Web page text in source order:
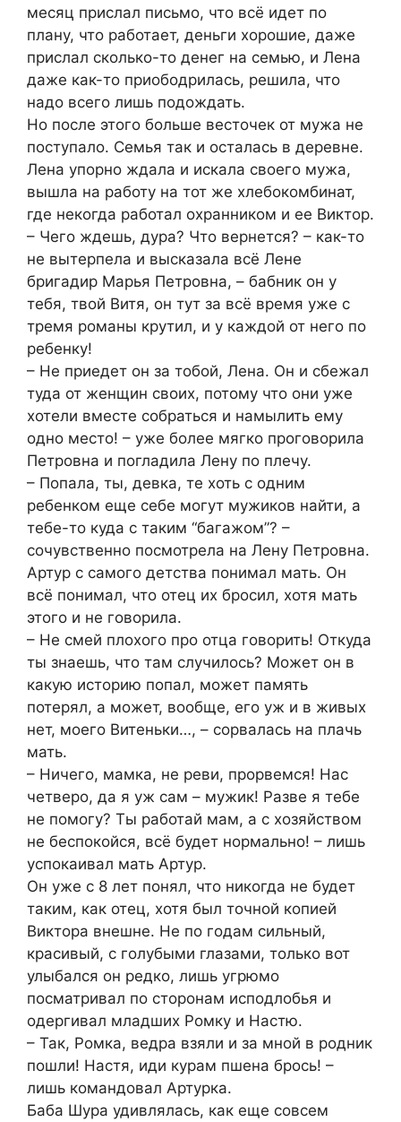
месяц прислал письмо, что всё идет по
плану, что работает, деньги хорошие, даже
прислал сколько-то денег на семью, и Лена
даже как-то приободрилась, решила, что
надо всего лишь подождать.
Но после этого больше весточек от мужа не
поступало. Семья так и осталась в деревне.
Лена упорно ждала и искала своего мужа,
вышла на работу на тот же хлебокомбинат,
где некогда работал охранником и ее Виктор.
– Чего ждешь, дура? Что вернется? – как-то
не вытерпела и высказала всё Лене
бригадир Марья Петровна, – бабник он у
тебя, твой Витя, он тут за всё время уже с
тремя романы крутил, и у каждой от него по
ребенку!
– Не приедет он за тобой, Лена. Он и сбежал
туда от женщин своих, потому что они уже
хотели вместе собраться и намылить ему
одно место! – уже более мягко проговорила
Петровна и погладила Лену по плечу.
– Попала, ты, девка, те хоть с одним
ребенком еще себе могут мужиков найти, а
тебе-то куда с таким “багажом”? –
сочувственно посмотрела на Лену Петровна.
Артур с самого детства понимал мать. Он
всё понимал, что отец их бросил, хотя мать
этого и не говорила.
– Не смей плохого про отца говорить! Откуда
ты знаешь, что там случилось? Может он в
какую историю попал, может память
потерял, а может, вообще, его уж и в живых
нет, моего Витеньки…, – сорвалась на плачь
мать.
– Ничего, мамка, не реви, прорвемся! Нас
четверо, да я уж сам – мужик! Разве я тебе
не помогу? Ты работай мам, а с хозяйством
не беспокойся, всё будет нормально! – лишь
успокаивал мать Артур.
Он уже с 8 лет понял, что никогда не будет
таким, как отец, хотя был точной копией
Виктора внешне. Не по годам сильный,
красивый, с голубыми глазами, только вот
улыбался он редко, лишь угрюмо
посматривал по сторонам исподлобья и
одергивал младших Ромку и Настю.
– Так, Ромка, ведра взяли и за мной в родник
пошли! Настя, иди курам пшена брось! –
лишь командовал Артурка.
Баба Шура удивлялась, как еще совсем